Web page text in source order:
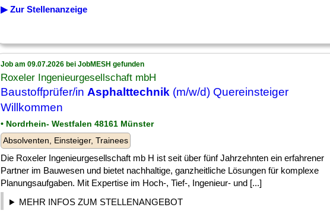
▶ Zur Stellenanzeige
Job am 09.07.2026 bei JobMESH gefunden
Roxeler Ingenieurgesellschaft mbH
Baustoffprüfer/in Asphalttechnik (m/w/d) Quereinsteiger
Willkommen
• Nordrhein- Westfalen 48161 Münster
Absolventen, Einsteiger, Trainees
Die Roxeler Ingenieurgesellschaft mb H ist seit über fünf Jahrzehnten ein erfahrener
Partner im Bauwesen und bietet nachhaltige, ganzheitliche Lösungen für komplexe
Planungsaufgaben. Mit Expertise im Hoch-, Tief-, Ingenieur- und [...]
MEHR INFOS ZUM STELLENANGEBOT